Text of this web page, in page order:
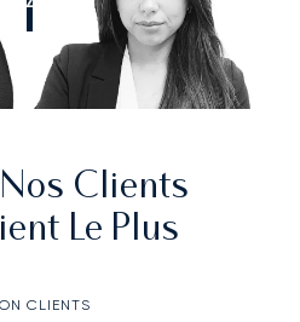
Clients
Le Plus
CLIENTS